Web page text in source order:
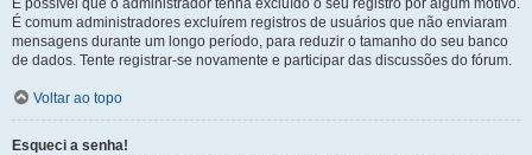
É possível que o administrador tenha excluído o seu registro por algum motivo.
É comum administradores excluírem registros de usuários que não enviaram
mensagens durante um longo período, para reduzir o tamanho do seu banco
de dados. Tente registrar-se novamente e participar das discussões do fórum.
Voltar ao topo
Esqueci a senha!